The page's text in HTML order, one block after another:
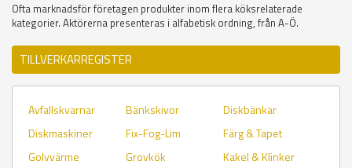
Ofta marknadsför företagen produkter inom flera köksrelaterade
kategorier. Aktörerna presenteras i alfabetisk ordning, från A-Ö.
TILLVERKARREGISTER
Avfallskvarnar Bänkskivor
Diskbänkar
Diskmaskiner
Fix-Fog-Lim
Färg & Tapet
Golvvärme
Grovkök
Kakel & Klinker